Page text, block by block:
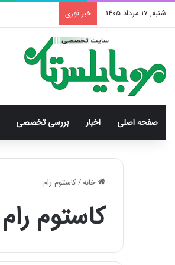
شنبه, 17 مرداد 1405 خبر فوری
صفحه اصلی اخبار بررسی‌ تخصصی
خانه/کاستوم رام
کاستوم رام